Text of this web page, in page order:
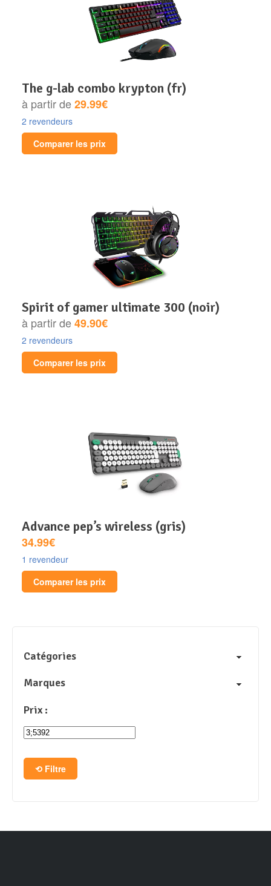
the g-lab combo krypton (fr)
à partir de29.99€
2 revendeurs
Comparer les prix
spirit of gamer ultimate 300 (noir)
à partir de49.90€
2 revendeurs
Comparer les prix
advance pep’s wireless (gris)
34.99€
1 revendeur
Comparer les prix
Catégories
Marques
Prix :
Filtre